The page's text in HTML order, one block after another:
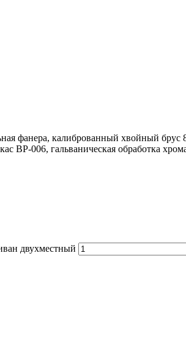
фанера, калиброванный хвойный
ВР-006, гальваническая обработка
двухместный